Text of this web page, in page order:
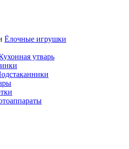
Ёлочные игрушки
утварь